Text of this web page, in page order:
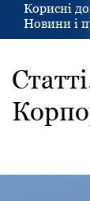
Корисні
Новини і